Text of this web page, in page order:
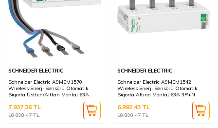
SCHNEIDER ELECTRIC
Schneider Electric A9MEM1570
Wireless Enerji Sensörü Otomatik
Sigorta Üstten/Alttan Montaj 63A
18.898,47TL
7.937,36TL
SCHNEIDER ELECTRIC
Schneider Electric A9MEM1542
Wireless Enerji Sensörü Otomatik
Sigorta Altına Montaj 63A 3P+N
18.898,47TL
6.992,43 TL